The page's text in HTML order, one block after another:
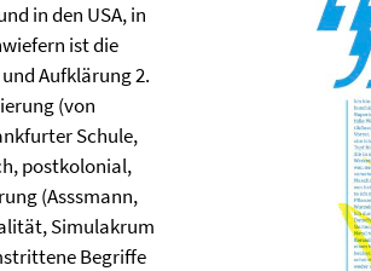
in den USA, in
ist die
Aufklärung 2.
(von
Schule,
postkolonial,
(Asssmann,
Simulakrum
Begriffe